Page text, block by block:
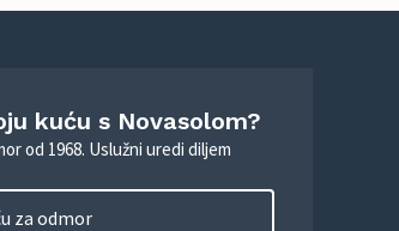
kuću s Novasolom?
od 1968. Uslužni uredi diljem
za odmor